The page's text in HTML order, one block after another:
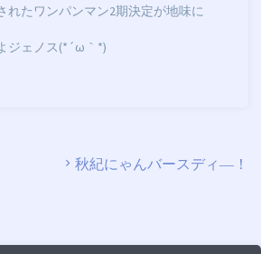
れたワンパンマン2期決定が地味に
ジェノス(*´ω｀*)
秋紀にゃんバースディ―！